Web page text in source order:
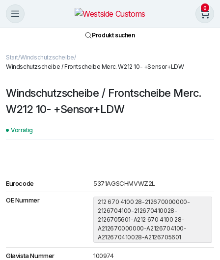
0
Produkt suchen
Start Windschutzscheibe
Windschutzscheibe / Frontscheibe Merc. W212 10- +Sensor+LDW
Windschutzscheibe / Frontscheibe Merc.
W212 10- +Sensor+LDW
Vorrätig
Eurocode 5371AGSCHMVWZ2L
OE Nummer
212 670 4100 28-212670000000-
2126704100-212670410028-
2126705601-A212 670 4100 28-
A212670000000-A2126704100-
A212670410028-A2126705601
Glavista Nummer 100974